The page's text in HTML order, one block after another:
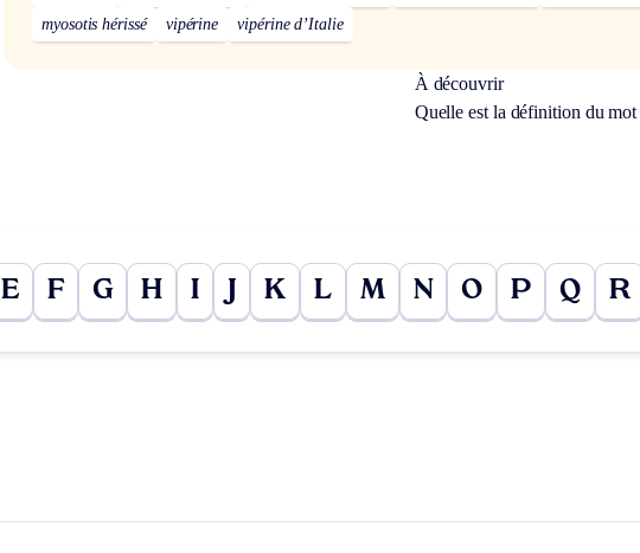
myosotis hérissé
vipérine vipérine d’Italie
À découvrir
Quelle est la définition du
E F G H I K L M N O P Q R